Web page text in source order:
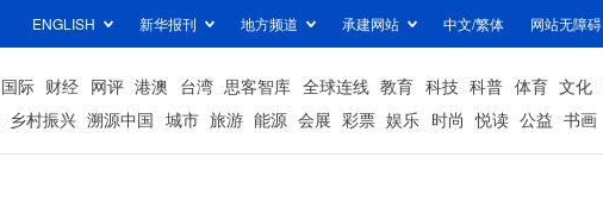
ENGLISH 新华报刊 地方频道 承建网站 中文/繁体 网站无障碍
国际 财经 网评 港澳 台湾 思客智库 全球连线 教育 科技 科普 体育 文化
乡村振兴 溯源中国 城市 旅游 能源 会展 彩票 娱乐 时尚 悦读 公益 书画